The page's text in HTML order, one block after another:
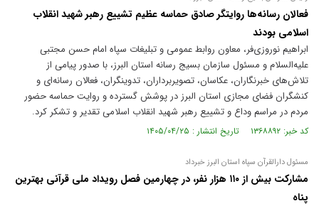
فعالان رسانه‌ها روایتگر صادق حماسه عظیم تشییع رهبر شهید انقلاب
اسلامی بودند
ابراهیم نوروزی‌فر، معاون روابط عمومی و تبلیغات سپاه امام حسن مجتبی
علیه‌السلام و مسئول سازمان بسیج رسانه استان البرز، با صدور پیامی از
تلاش‌های خبرنگاران، عکاسان، تصویربرداران، تدوینگران، فعالان رسانه‌ای و
کنشگران فضای مجازی استان البرز در پوشش گسترده و روایت حماسه حضور
مردم در مراسم وداع و تشییع رهبر شهید انقلاب اسلامی تقدیر و تشکر کرد.
کد خبر: ۱۳۶۸۸۹۲ تاریخ انتشار : ۱۴۰۵/۰۴/۲۵
مسئول دارالقرآن سپاه استان البرز خبرداد
مشارکت بیش از ۱۱۰ هزار نفر، در چهارمین فصل رویداد ملی قرآنی بهترین
پناه